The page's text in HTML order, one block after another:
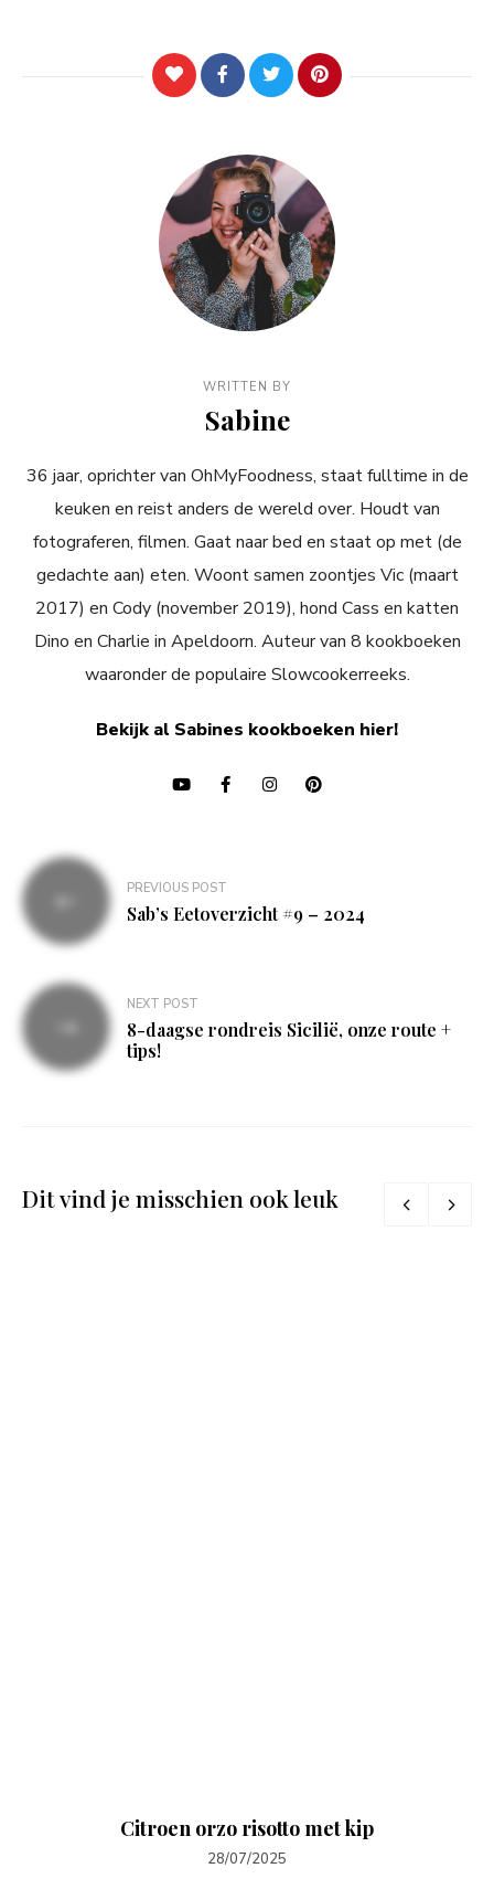
WRITTEN BY
Sabine
36 jaar, oprichter van OhMyFoodness, staat fulltime in de
keuken en reist anders de wereld over. Houdt van
fotograferen, filmen. Gaat naar bed en staat op met (de
gedachte aan) eten. Woont samen zoontjes Vic (maart
2017) en Cody (november 2019), hond Cass en katten
Dino en Charlie in Apeldoorn. Auteur van 8 kookboeken
waaronder de populaire Slowcookerreeks.
Bekijk al Sabines kookboeken hier!
Bericht
navigatie
PREVIOUS POST
Sab’s Eetoverzicht #9 – 2024
NEXT POST
8-daagse rondreis Sicilië, onze route +
tips!
Dit vind je misschien ook leuk
Citroen orzo risotto met kip
28/07/2025